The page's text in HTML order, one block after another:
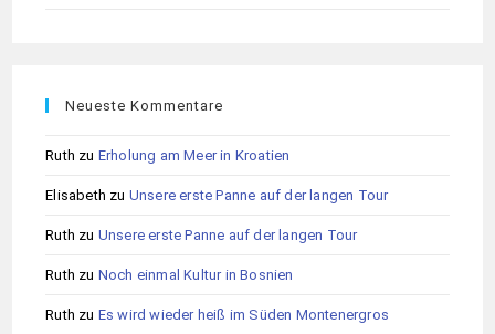
Neueste Kommentare
Ruth zu Erholung am Meer in Kroatien
Elisabeth zu Unsere erste Panne auf der langen Tour
Ruth zu Unsere erste Panne auf der langen Tour
Ruth zu Noch einmal Kultur in Bosnien
Ruth zu Es wird wieder heiß im Süden Montenergros